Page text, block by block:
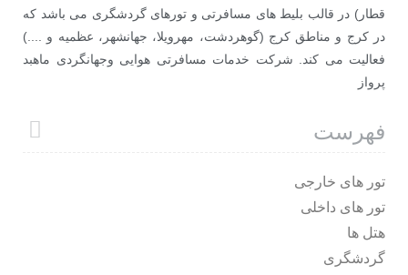
قطار) در قالب بلیط های مسافرتی و تورهای گردشگری می باشد که
در کرج و مناطق کرج (گوهردشت، مهرویلا، جهانشهر، عظمیه و ....)
فعالیت می کند. شرکت خدمات مسافرتی هوایی وجهانگردی ماهبد
پرواز
فهرست
تور های خارجی
تور های داخلی
هتل ها
گردشگری